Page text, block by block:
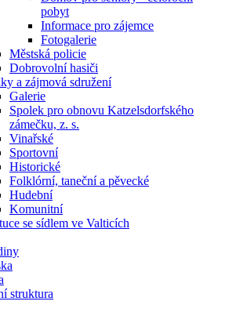
pobyt
Informace pro zájemce
Fotogalerie
Městská policie
Dobrovolní hasiči
a zájmová sdružení
Galerie
Spolek pro obnovu Katzelsdorfského
zámečku, z. s.
Vinařské
Sportovní
Historické
Folklórní, taneční a pěvecké
Hudební
Komunitní
se sídlem ve Valticích
struktura